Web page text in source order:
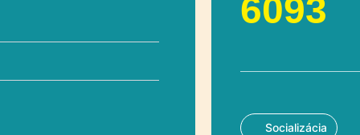
6093
Socializácia